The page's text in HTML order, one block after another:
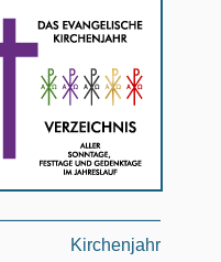
Kirchenjahr